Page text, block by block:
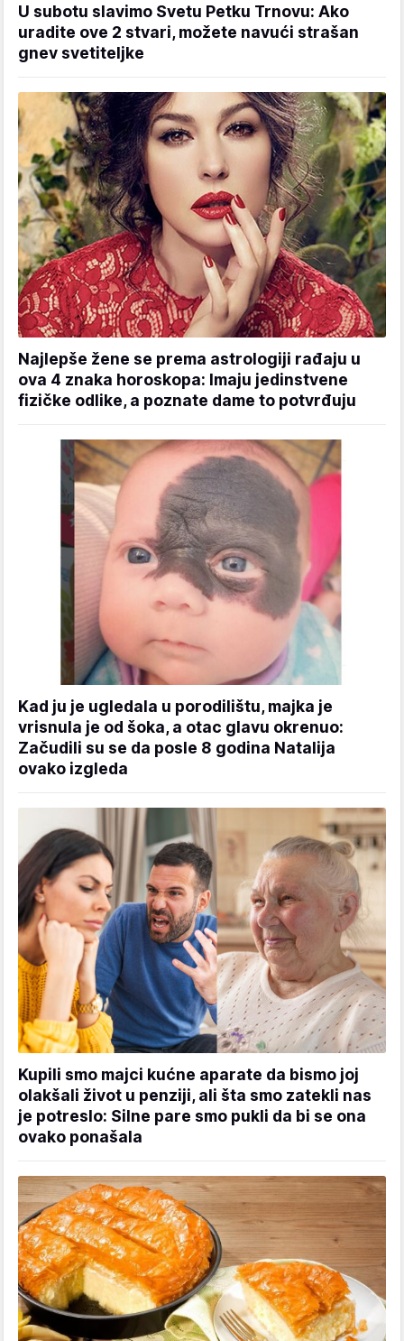
U subotu slavimo Svetu Petku Trnovu: Ako
uradite ove 2 stvari, možete navući strašan
gnev svetiteljke
Najlepše žene se prema astrologiji rađaju u
ova 4 znaka horoskopa: Imaju jedinstvene
fizičke odlike, a poznate dame to potvrđuju
Kad ju je ugledala u porodilištu, majka je
vrisnula je od šoka, a otac glavu okrenuo:
Začudili su se da posle 8 godina Natalija
ovako izgleda
Kupili smo majci kućne aparate da bismo joj
olakšali život u penziji, ali šta smo zatekli nas
je potreslo: Silne pare smo pukli da bi se ona
ovako ponašala